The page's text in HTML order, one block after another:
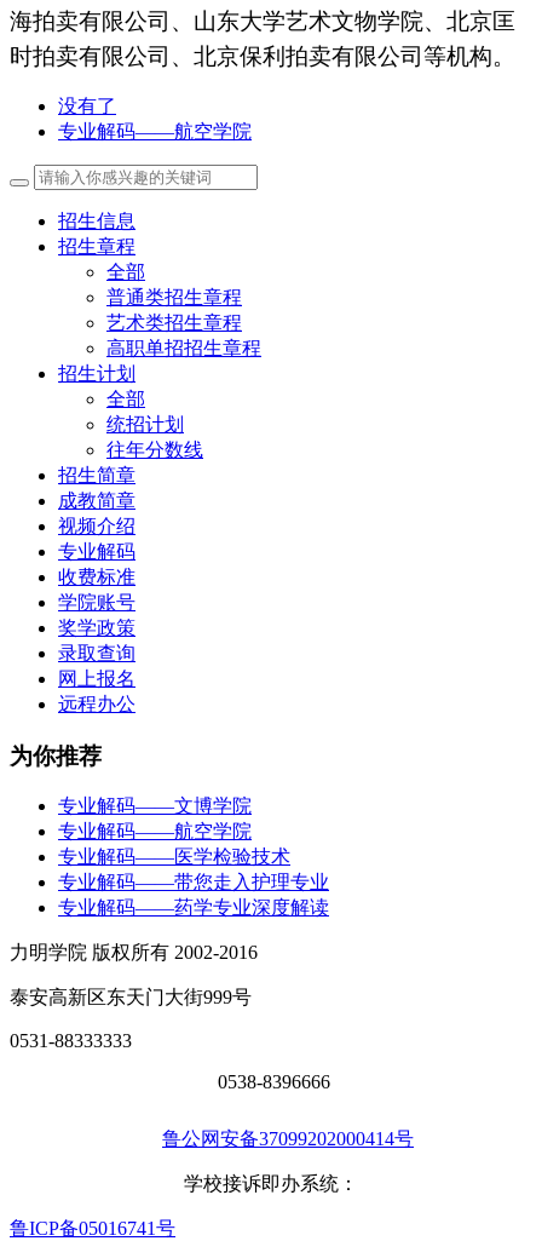
海拍卖有限公司、山东大学艺术文物学院、北京匡
时拍卖有限公司、北京保利拍卖有限公司等机构。
没有了
专业解码——航空学院
招生信息
招生章程
全部
普通类招生章程
艺术类招生章程
高职单招招生章程
招生计划
全部
统招计划
往年分数线
招生简章
成教简章
视频介绍
专业解码
收费标准
学院账号
奖学政策
录取查询
网上报名
远程办公
为你推荐
专业解码——文博学院
专业解码——航空学院
专业解码——医学检验技术
专业解码——带您走入护理专业
专业解码——药学专业深度解读
力明学院 版权所有 2002-2016
泰安高新区东天门大街999号
0531-88333333
0538-8396666
鲁公网安备37099202000414号
学校接诉即办系统：
鲁ICP备05016741号